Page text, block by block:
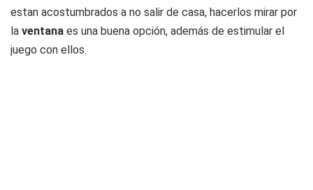
estan acostumbrados a no salir de casa, hacerlos mirar por
la ventana es una buena opción, además de estimular el
juego con ellos.